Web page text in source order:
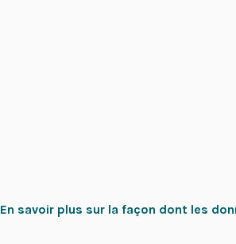
En savoir plus sur la façon dont les